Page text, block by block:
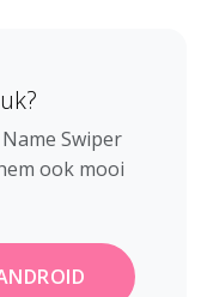
Swiper
ook mooi